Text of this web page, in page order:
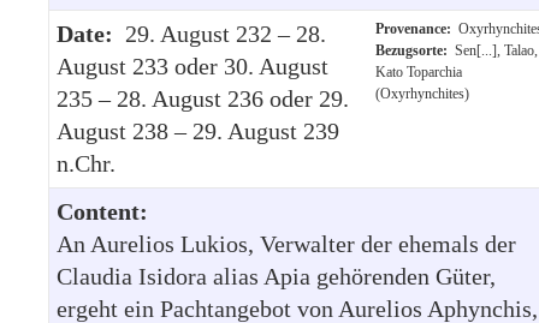
Date: 29. August 232 – 28.
August 233 oder 30. August
235 – 28. August 236 oder 29.
August 238 – 29. August 239
n.Chr.
Provenance:
Bezugsorte: Sen[...], Talao,
Kato Toparchia
(Oxyrhynchites)
Content:
An Aurelios Lukios, Verwalter der ehemals der
Claudia Isidora alias Apia gehörenden Güter,
ergeht ein Pachtangebot von Aurelios Aphynchis,